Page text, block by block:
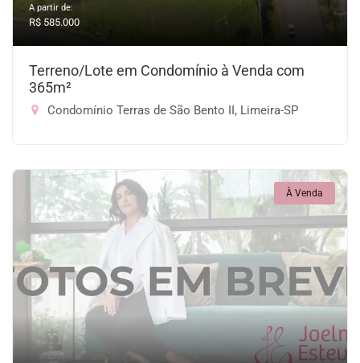
A partir de:
R$ 585.000
Terreno/Lote em Condomínio à Venda com
365m²
Condomínio Terras de São Bento II, Limeira-SP
À Venda